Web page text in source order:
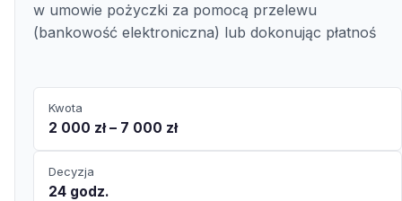
w umowie pożyczki za pomocą przelewu
(bankowość elektroniczna) lub dokonując płatnoś
Kwota
2 000 zł – 7 000 zł
Decyzja
24 godz.